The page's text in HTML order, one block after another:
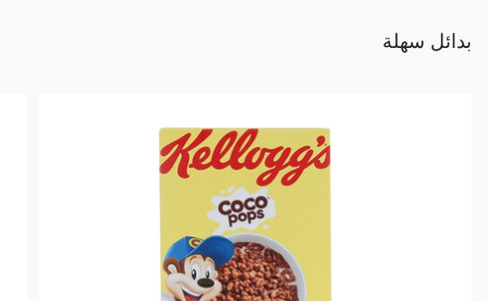
بدائل سهلة